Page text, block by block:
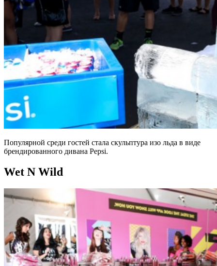
Популярной среди гостей стала скульптура изо льда в виде
брендированного дивана Pepsi.
Wet N Wild